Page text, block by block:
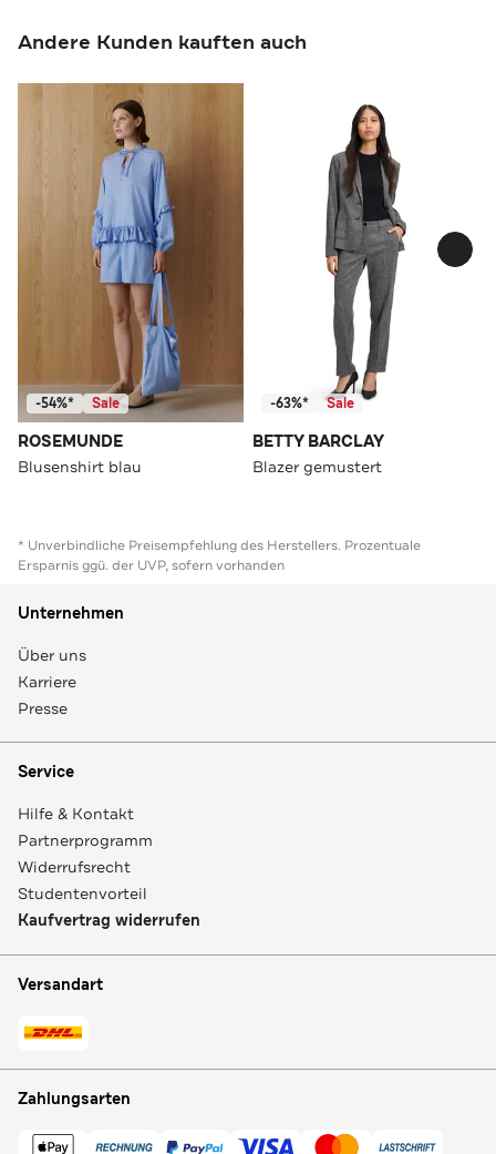
Andere Kunden kauften auch
-54%* Sale
ROSEMUNDE
Blusenshirt blau
-63%* Sale
BETTY BARCLAY
Blazer gemustert
* Unverbindliche Preisempfehlung des Herstellers. Prozentuale
Ersparnis ggü. der UVP, sofern vorhanden
Unternehmen
Über uns
Karriere
Presse
Service
Hilfe & Kontakt
Partnerprogramm
Widerrufsrecht
Studentenvorteil
Kaufvertrag widerrufen
Versandart
Zahlungsarten